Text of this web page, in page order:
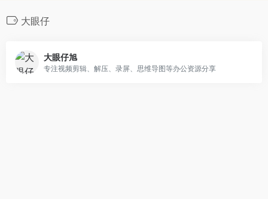
大眼仔
大眼仔旭
专注视频剪辑、解压、录屏、思维导图等办公资源分享